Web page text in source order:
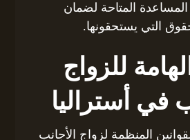
المساعدة المتاحة لضمان
التي يستحقونها.
للزواج
في أستراليا
المنظمة لزواج الأجانب